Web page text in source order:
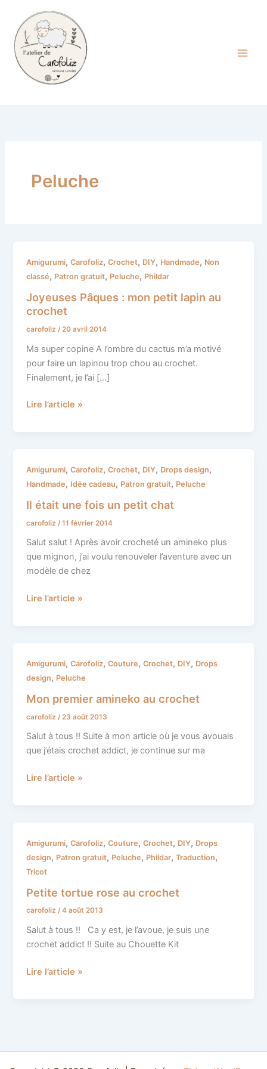
contenu
Peluche
Amigurumi,Carofoliz,Crochet, DIY, Handmade, Non
classé, Patron gratuit, Peluche, Phildar
Joyeuses Pâques : mon petit lapin au
crochet
carofoliz /20 avril 2014
Ma super copine A l’ombre du cactus m’a motivé
pour faire un lapinou trop chou au crochet.
Finalement, je l’ai […]
Joyeuses
Pâques
mon
petit
lapin
au
crochet
Lire l’article »
Amigurumi,Carofoliz,Crochet, DIY, Drops design,
Handmade, Idée cadeau, Patron gratuit, Peluche
Il était une fois un petit chat
carofoliz /11 février 2014
Salut salut ! Après avoir crocheté un amineko plus
que mignon, j’ai voulu renouveler l’aventure avec un
modèle de chez
Il
était
une
fois
un
petit
chat
Lire l’article »
Amigurumi,Carofoliz,Couture,Crochet, DIY, Drops
design, Peluche
Mon premier amineko au crochet
carofoliz /23 août 2013
Salut à tous !! Suite à mon article où je vous avouais
que j’étais crochet addict, je continue sur ma
Mon
premier
au
crochet
Lire l’article »
Amigurumi,Carofoliz,Couture,Crochet, DIY, Drops
design, Patron gratuit, Peluche, Phildar,Traduction,
Tricot
Petite tortue rose au crochet
carofoliz/4 août 2013
Salut à tous !! Ca y est, je l’avoue, je suis une
crochet addict !! Suite au Chouette Kit
Petite
tortue
rose
crochet
Lire l’article »